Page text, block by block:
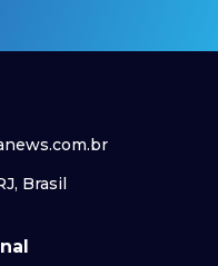
Brasil